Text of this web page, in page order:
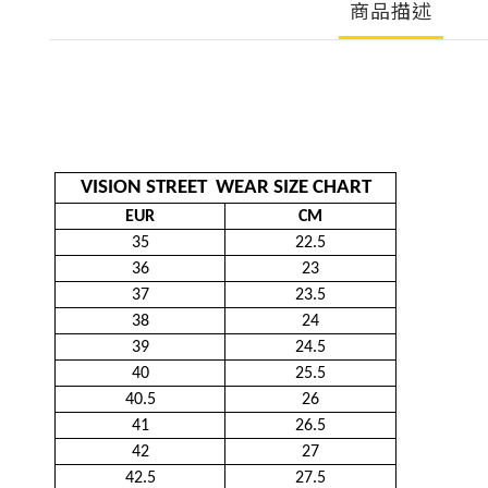
商品描述
VISION STREET WEAR SIZE CHART
EUR
CM
35
22.5
36
23
37
23.5
38
24
39
24.5
40
25.5
40.5
26
41
26.5
42
27
42.5
27.5